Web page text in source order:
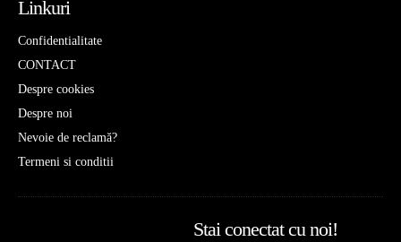
Linkuri
Confidentialitate
CONTACT
Despre cookies
Despre noi
Nevoie de reclamă?
Termeni si conditii
Stai conectat cu noi!